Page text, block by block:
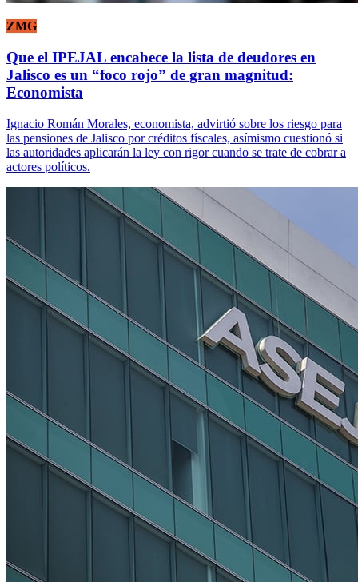
ZMG
Que el IPEJAL encabece la lista de deudores en
Jalisco es un “foco rojo” de gran magnitud:
Economista
Ignacio Román Morales, economista, advirtió sobre los riesgo para
las pensiones de Jalisco por créditos físcales, asímismo cuestionó si
las autoridades aplicarán la ley con rigor cuando se trate de cobrar a
actores políticos.